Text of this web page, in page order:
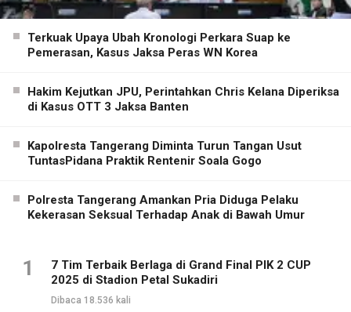
Terkuak Upaya Ubah Kronologi Perkara Suap ke
Pemerasan, Kasus Jaksa Peras WN Korea
Hakim Kejutkan JPU, Perintahkan Chris Kelana Diperiksa
di Kasus OTT 3 Jaksa Banten
Kapolresta Tangerang Diminta Turun Tangan Usut
TuntasPidana Praktik Rentenir Soala Gogo
Polresta Tangerang Amankan Pria Diduga Pelaku
Kekerasan Seksual Terhadap Anak di Bawah Umur
1
7 Tim Terbaik Berlaga di Grand Final PIK 2 CUP
2025 di Stadion Petal Sukadiri
Dibaca 18.536 kali